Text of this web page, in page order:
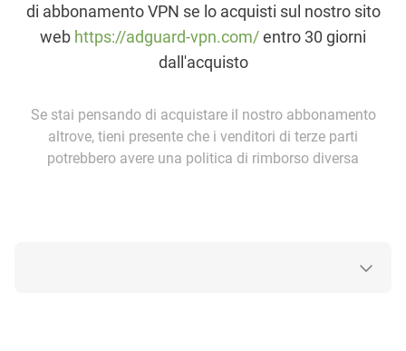
di abbonamento VPN se lo acquisti sul nostro sito
web https://adguard-vpn.com/entro 30 giorni
dall'acquisto
Se stai pensando di acquistare il nostro abbonamento
altrove, tieni presente che i venditori di terze parti
potrebbero avere una politica di rimborso diversa